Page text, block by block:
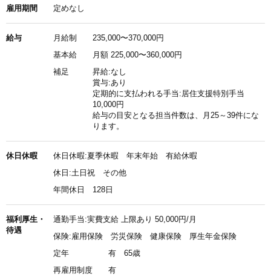
雇用期間 定めなし
給与 月給制
235,000〜370,000円
基本給
月額 225,000〜360,000円
補足
昇給:なし
賞与:あり
定期的に支払われる手当:居住支援特別手当
10,000円
給与の目安となる担当件数は、月25～39件にな
ります。
休日休暇
休日休暇:夏季休暇 年末年始 有給休暇
休日:土日祝 その他
年間休日 128日
福利厚生・
待遇
通勤手当:実費支給 上限あり 50,000円/月
保険:雇用保険 労災保険 健康保険 厚生年金保険
定年
有 65歳
再雇用制度
有